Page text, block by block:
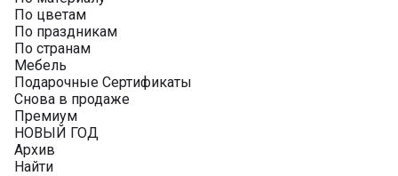
По цветам
По праздникам
По странам
Мебель
Подарочные Сертификаты
Снова в продаже
Премиум
НОВЫЙ ГОД
Архив
Найти